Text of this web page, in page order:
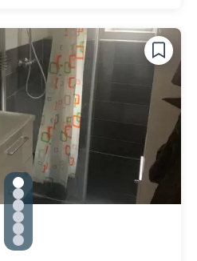
gallery.slide_selector
Zu Slide 1 wechseln
Zu Slide 2 wechseln
Zu Slide 3 wechseln
Zu Slide 4 wechseln
Zu Slide 5 wechseln
Zu Slide 6 wechseln